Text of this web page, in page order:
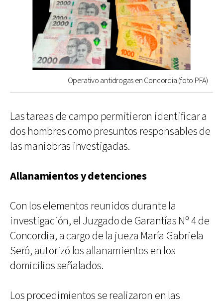
Operativo antidrogas en Concordia (foto PFA)
Las tareas de campo permitieron identificar a
dos hombres como presuntos responsables de
las maniobras investigadas.
Allanamientos y detenciones
Con los elementos reunidos durante la
investigación, el Juzgado de Garantías Nº 4 de
Concordia, a cargo de la jueza María Gabriela
Seró, autorizó los allanamientos en los
domicilios señalados.
Los procedimientos se realizaron en las